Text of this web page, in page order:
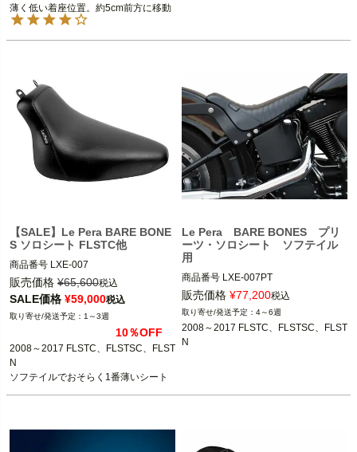
薄く低い着座位置。約5cm前方に移動
【SALE】Le Pera BARE BONE
S ソロシート FLSTC他
商品番号 LXE-007
D型番:0802-0603,メーカー型番：LXE
-007,B型番：498970
2008～2017 FLSTC、FLSTSC、FLST
Le Pera(ラペラ)
販売価格 ¥65,600税込
SALE価格 ¥59,000税込
1～3週
10％OFF
2008～2017 FLSTC、FLSTSC、FLST
N
ソフテイルでおそらく1番薄いシート
Le Pera BARE BONES プリ
ーツ・ソロシート ソフテイル
用
商品番号 LXE-007PT
2008～2017 FLSTC、FLSTSC、FLST
N
販売価格 ¥77,200税込
4～6週
2008～2017 FLSTC、FLSTSC、FLST
N